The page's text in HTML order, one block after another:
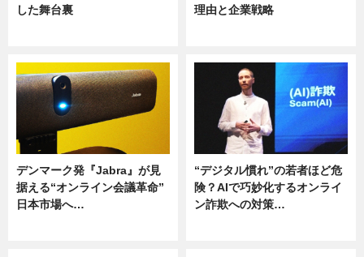
した舞台裏
理由と企業戦略
デンマーク発『Jabra』が見
据える“オンライン会議革命”
日本市場へ…
“デジタル慣れ”の若者ほど危
険？AIで巧妙化するオンライ
ン詐欺への対策…